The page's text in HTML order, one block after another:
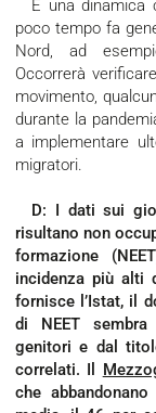
È una dinamica che interessa anche altri settori che fino a
poco tempo fa
Nord, ad
Occorrerà
movimento,
durante la
a implementare
migratori.
D: I dati sui giovani di 15-29 anni che nel Mezzogiorno
risultano non
formazione
incidenza più alti
fornisce l’Istat, il
di NEET sembra
genitori e dal
correlati. Il
che